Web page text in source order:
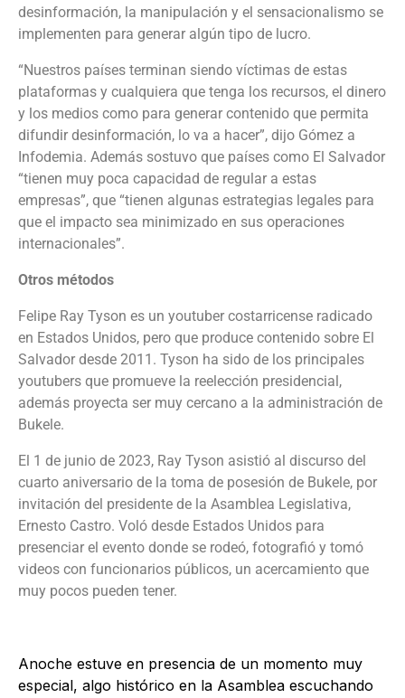
desinformación, la manipulación y el sensacionalismo se
implementen para generar algún tipo de lucro.
“Nuestros países terminan siendo víctimas de estas
plataformas y cualquiera que tenga los recursos, el dinero
y los medios como para generar contenido que permita
difundir desinformación, lo va a hacer”, dijo Gómez a
Infodemia. Además sostuvo que países como El Salvador
“tienen muy poca capacidad de regular a estas
empresas”, que “tienen algunas estrategias legales para
que el impacto sea minimizado en sus operaciones
internacionales”.
Otros métodos
Felipe Ray Tyson es un youtuber costarricense radicado
en Estados Unidos, pero que produce contenido sobre El
Salvador desde 2011. Tyson ha sido de los principales
youtubers que promueve la reelección presidencial,
además proyecta ser muy cercano a la administración de
Bukele.
El 1 de junio de 2023, Ray Tyson asistió al discurso del
cuarto aniversario de la toma de posesión de Bukele, por
invitación del presidente de la Asamblea Legislativa,
Ernesto Castro. Voló desde Estados Unidos para
presenciar el evento donde se rodeó, fotografió y tomó
videos con funcionarios públicos, un acercamiento que
muy pocos pueden tener.
Anoche estuve en presencia de un momento muy
especial, algo histórico en la Asamblea escuchando